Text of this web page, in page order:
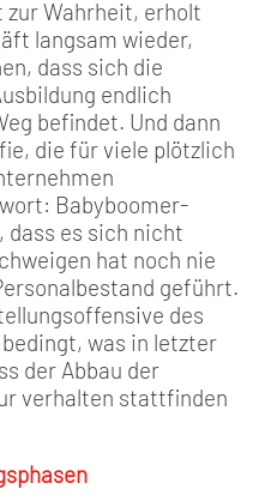
zur Wahrheit, erholt
langsam wieder,
dass sich die
endlich
befindet. Und dann
die für viele plötzlich
Babyboomer-
dass es sich nicht
hat noch nie
geführt.
des
was in letzter
der Abbau der
verhalten stattfinden